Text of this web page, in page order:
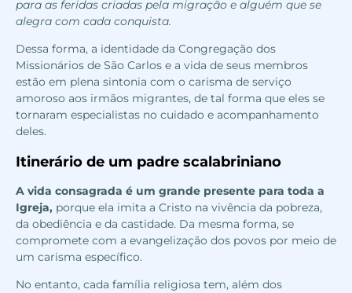
para as feridas criadas pela migração e alguém que se
alegra com cada conquista.
Dessa forma, a identidade da Congregação dos
Missionários de São Carlos e a vida de seus membros
estão em plena sintonia com o carisma de serviço
amoroso aos irmãos migrantes, de tal forma que eles se
tornaram especialistas no cuidado e acompanhamento
deles.
Itinerário de um padre scalabriniano
A vida consagrada é um grande presente para toda a
Igreja, porque ela imita a Cristo na vivência da pobreza,
da obediência e da castidade. Da mesma forma, se
compromete com a evangelização dos povos por meio de
um carisma específico.
No entanto, cada família religiosa tem, além dos